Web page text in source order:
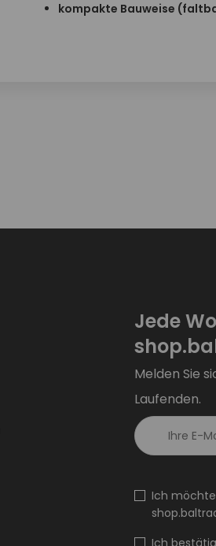
kompakte Bauweise
Jede
Melden Sie
Laufenden.
Ich